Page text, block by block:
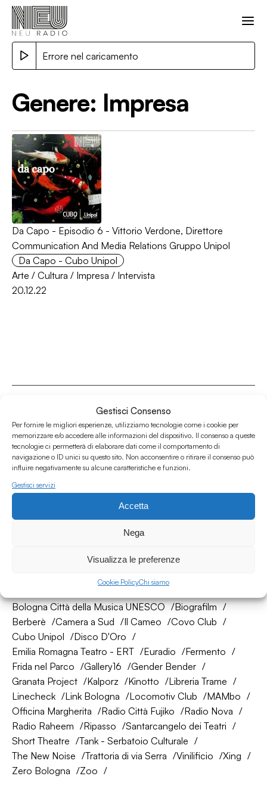
Gestisci Consenso
Per fornire le migliori esperienze, utilizziamo tecnologie come i cookie per
memorizzare e/o accedere alle informazioni del dispositivo. Il consenso a queste
tecnologie ci permetterà di elaborare dati come il comportamento di
navigazione o ID unici su questo sito. Non acconsentire o ritirare il consenso può
influire negativamente su alcune caratteristiche e funzioni.
Gestisci servizi
Accetta
Nega
Visualizza le preferenze
Cookie PolicyChi siamo
Errore nel caricamento
Genere: Impresa
Da Capo - Episodio 6 - Vittorio Verdone, Direttore
Communication And Media Relations Gruppo Unipol
Da Capo - Cubo Unipol
Arte / Cultura / Impresa / Intervista
20.12.22
Associazione Culturale Humus
Via degli Orti 63, Bologna 40137
IVA: IT03691751204
CF: 03691751204
Bologna Città della Musica UNESCO
Biografilm
Berberè
Camera a Sud Il Cameo
Covo Club
Cubo Unipol
Disco D'Oro
Emilia Romagna Teatro - ERT
Euradio
Fermento
Frida nel Parco
Gallery16
Gender Bender
Granata Project
Kalporz Kinotto
Libreria Trame
Linecheck
Link Bologna Locomotiv Club
MAMbo
Officina Margherita
Radio Città Fujiko
Radio Nova
Radio Raheem
Ripasso
Santarcangelo dei Teatri
Short Theatre
Tank - Serbatoio Culturale
The New Noise
Trattoria di via Serra Vinilificio
Xing
Zero Bologna
Zoo